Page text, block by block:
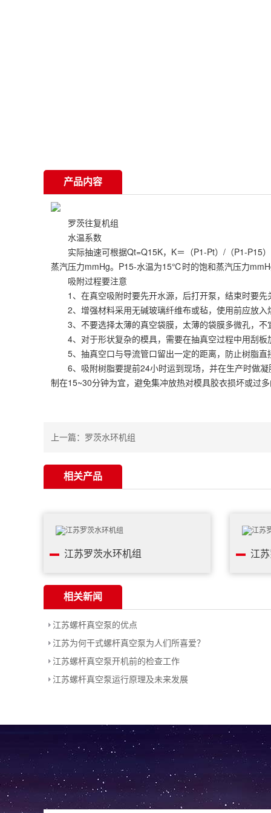
产品内容
罗茨往复机组
水温系数
实际抽速可根据Qt=Q15K，K＝（P1-Pt）/（P1-P15
蒸汽压力mmHg。P15-水温为15℃时的饱和蒸汽压力
吸附过程要注意
1、在真空吸附时要先开水源，后打开泵，结束时要先
2、增强材料采用无碱玻璃纤维布或毡，使用前应放
3、不要选择太薄的真空袋膜，太薄的袋膜多微孔，不
4、对于形状复杂的模具，需要在抽真空过程中用刮板
5、抽真空口与导流管口留出一定的距离，防止树脂直
6、吸附树脂要提前24小时运到现场，并在生产时做凝
制在15~30分钟为宜，避免集冲放热对模具胶衣损坏或过
上一篇： 罗茨水环机组
相关产品
江苏罗茨水环机组 江
相关新闻
江苏螺杆真空泵的优点
江苏为何干式螺杆真空泵为人们所喜爱？
江苏螺杆真空泵开机前的检查工作
江苏螺杆真空泵运行原理及未来发展